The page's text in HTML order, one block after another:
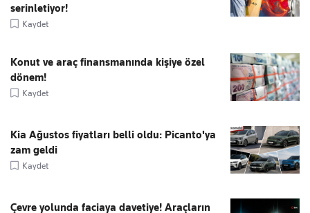
serinletiyor!
Kaydet
Konut ve araç finansmanında kişiye özel
dönem!
Kaydet
Kia Ağustos fiyatları belli oldu: Picanto'ya
zam geldi
Kaydet
Çevre yolunda faciaya davetiye! Araçların